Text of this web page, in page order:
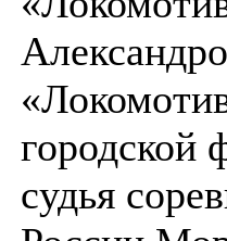
городской
судья